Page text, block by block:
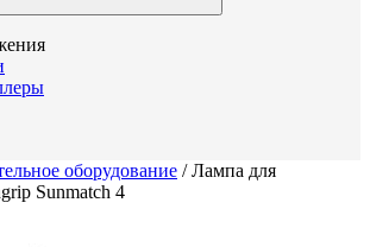
оборудование /Лампа для
Sunmatch 4